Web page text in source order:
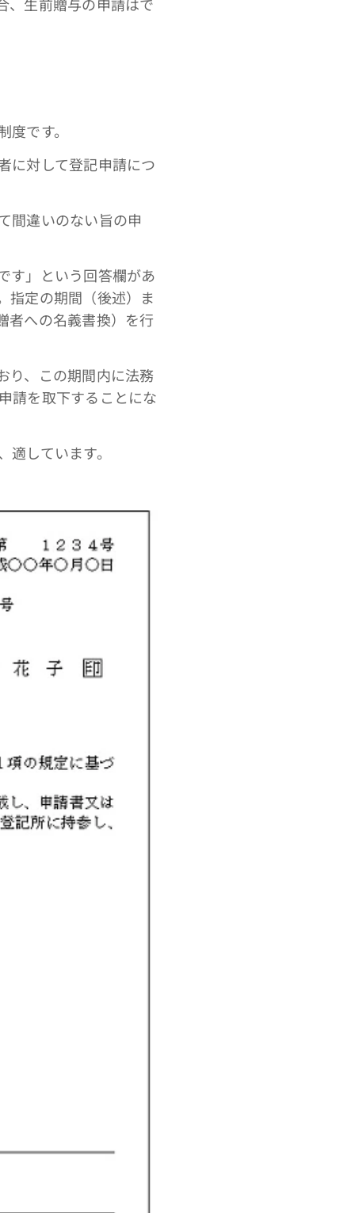
です。
に対して登記申請につ
間違いのない旨の申
す」という回答欄があ
指定の期間（後述）ま
者への名義書換）を行
り、この期間内に法務
請を取下することにな
しています。